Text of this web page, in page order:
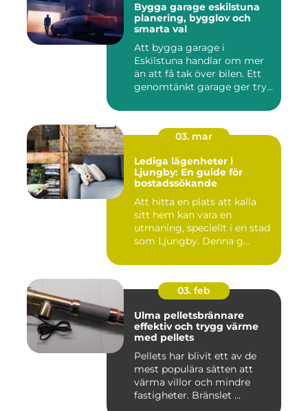
Bygga garage eskilstuna
planering, bygglov och
smarta val
Att bygga garage i
Eskilstuna handlar om mer
än att få tak över bilen. Ett
genomtänkt garage ger try...
03. mar
Lediga lägenheter i
Ljungby: En guide för
bostadssökande
Att hitta en plats att kalla
sitt hem kan vara en
utmaning, speciellt i en stad
som Ljungby. Denna g...
03. feb
Ulma pelletsbrännare
effektiv och trygg värme
med pellets
Pellets har blivit ett av de
mest populära sätten att
värma villor och mindre
fastigheter. Bränslet ...